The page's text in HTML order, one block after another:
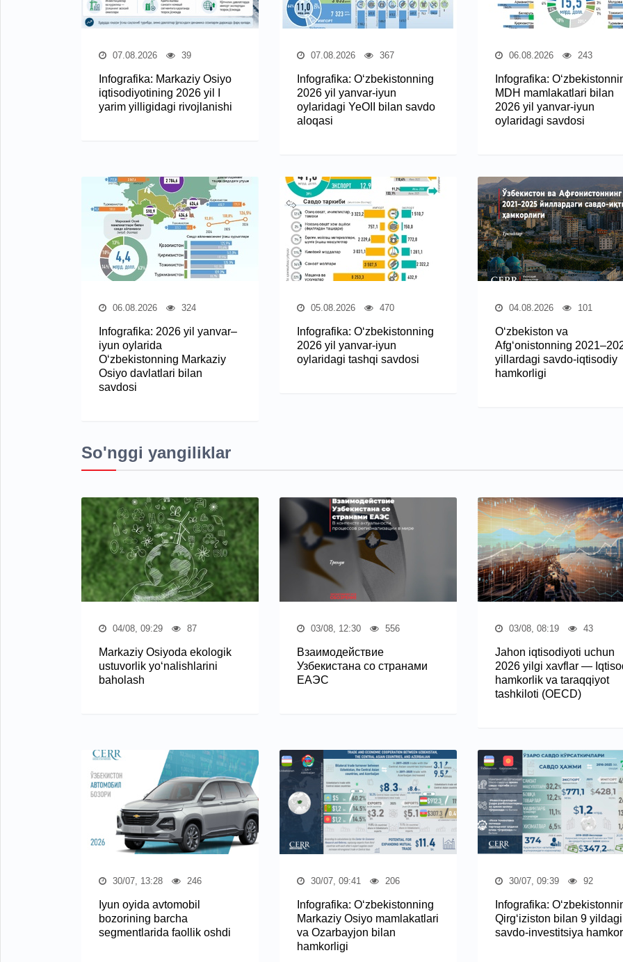
07.08.2026 39
Infografika: Markaziy Osiyo
iqtisodiyotining 2026 yil I
yarim yilligidagi rivojlanishi
07.08.2026 367
Infografika: O‘zbekistonning
2026 yil yanvar-iyun
oylaridagi YeOII bilan savdo
aloqasi
06.08.2026 243
Infografika:
MDH mamlakatlari bilan
2026 yil yanvar-iyun
oylaridagi savdosi
06.08.2026 324
Infografika: 2026 yil yanvar–
iyun oylarida
O‘zbekistonning Markaziy
Osiyo davlatlari bilan
savdosi
05.08.2026 470
Infografika: O‘zbekistonning
2026 yil yanvar-iyun
oylaridagi tashqi savdosi
04.08.2026 101
O‘zbekiston va
Afg‘onistonning
yillardagi savdo-iqtisodiy
hamkorligi
So'nggi yangiliklar
04/08, 09:29 87
Markaziy Osiyoda ekologik
ustuvorlik yo‘nalishlarini
baholash
03/08, 12:30 556
Взаимодействие
Узбекистана со странами
ЕАЭС
03/08, 08:19 43
Jahon iqtisodiyoti uchun
2026 yilgi xavflar —
hamkorlik va taraqqiyot
tashkiloti (OECD)
30/07, 13:28 246
Iyun oyida avtomobil
bozorining barcha
segmentlarida faollik oshdi
30/07, 09:41 206
Infografika: O‘zbekistonning
Markaziy Osiyo mamlakatlari
va Ozarbayjon bilan
hamkorligi
30/07, 09:39 92
Infografika:
Qirg‘iziston bilan 9 yildagi
savdo-investitsiya